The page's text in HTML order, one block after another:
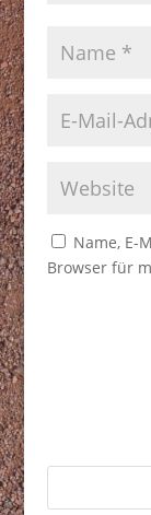
Name, E-
Browser für